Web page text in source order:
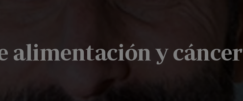
alimentación y cáncer